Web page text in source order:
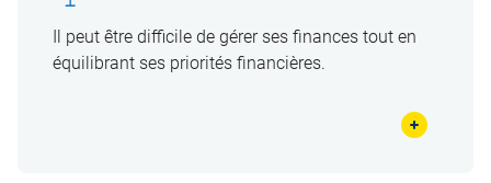
Il peut être difficile de gérer ses finances tout en
équilibrant ses priorités financières.